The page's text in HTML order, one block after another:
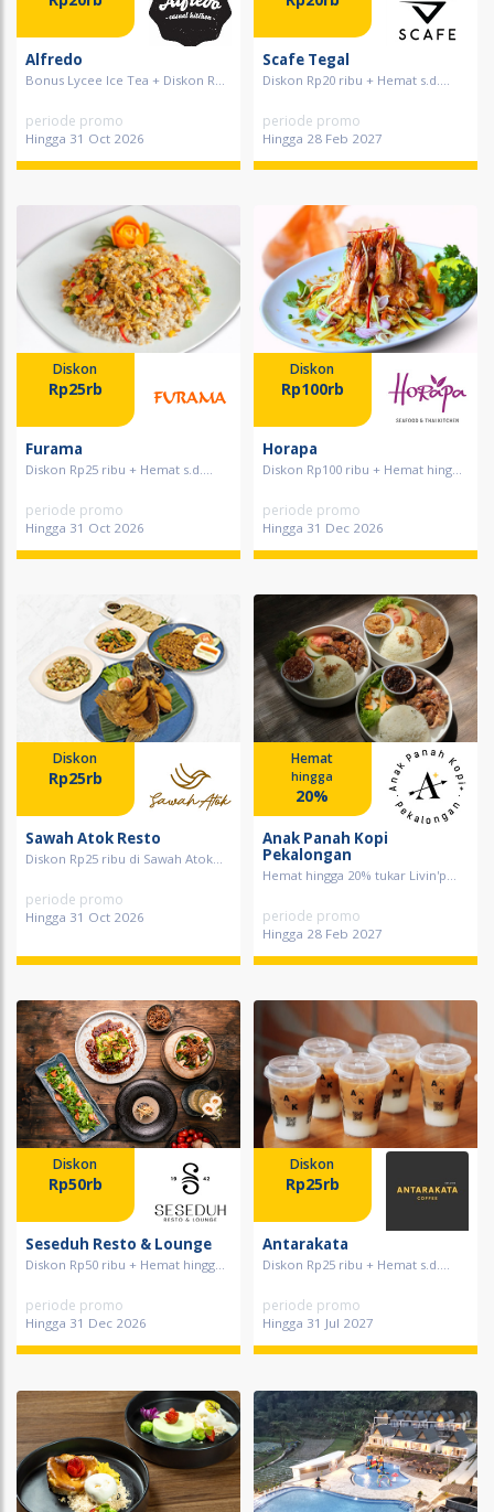
Alfredo
Bonus Lycee Ice Tea + Diskon R...
periode promo
Hingga 31 Oct 2026
Scafe Tegal
Diskon Rp20 ribu + Hemat s.d....
periode promo
Hingga 28 Feb 2027
Diskon
Rp25rb
Furama
Diskon Rp25 ribu + Hemat s.d....
periode promo
Hingga 31 Oct 2026
Diskon
Rp100rb
Horapa
Diskon Rp100 ribu + Hemat hing...
periode promo
Hingga 31 Dec 2026
Diskon
Rp25rb
Sawah Atok Resto
Diskon Rp25 ribu di Sawah Atok...
periode promo
Hingga 31 Oct 2026
Hemat
hingga
20%
Anak Panah Kopi
Pekalongan
Hemat hingga 20% tukar Livin'p...
periode promo
Hingga 28 Feb 2027
Diskon
Rp50rb
Seseduh Resto & Lounge
Diskon Rp50 ribu + Hemat hingg...
periode promo
Hingga 31 Dec 2026
Diskon
Rp25rb
Antarakata
Diskon Rp25 ribu + Hemat s.d....
periode promo
Hingga 31 Jul 2027